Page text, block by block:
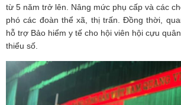
từ 5 năm trở lên. Nâng mức phụ cấp và các
phó các đoàn thể xã, thị trấn. Đồng thời,
hỗ trợ Bảo hiểm y tế cho hội viên hội cựu
thiểu số.